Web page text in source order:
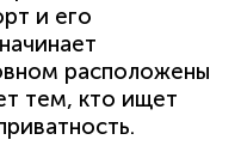
и его
расположены
тем, кто ищет